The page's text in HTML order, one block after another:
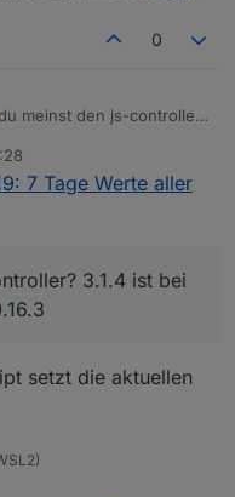
0
meinst den js-controller?
7 Tage Werte aller
3.1.4 ist bei
setzt die aktuellen